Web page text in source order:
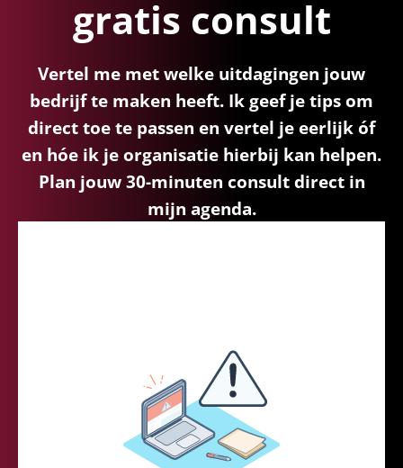
gratis consult
Vertel me met welke uitdagingen jouw
bedrijf te maken heeft. Ik geef je tips om
direct toe te passen en vertel je eerlijk óf
en hóe ik je organisatie hierbij kan helpen.
Plan jouw 30-minuten consult direct in
mijn agenda.